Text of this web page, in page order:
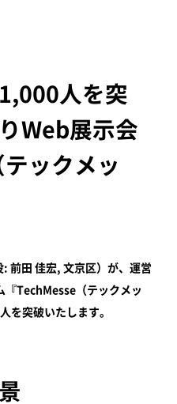
人を突
Web展示会
テックメッ
前田 佳宏, 文京区）が、運営
『TechMesse（テックメッ
を突破いたします。